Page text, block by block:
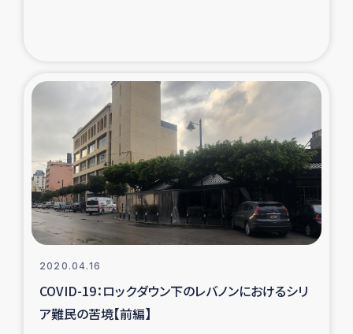
2020.04.16
COVID-19：ロックダウン下のレバノンにおけるシリ
ア難民の苦境【前編】